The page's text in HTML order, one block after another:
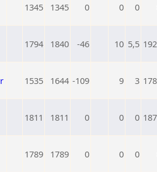
1345 1345 0 0 0
1794 1840 -46 10 5,5
1535 1644 -109 9 3
1811 1811 0 0 0
1789 1789 0 0 0